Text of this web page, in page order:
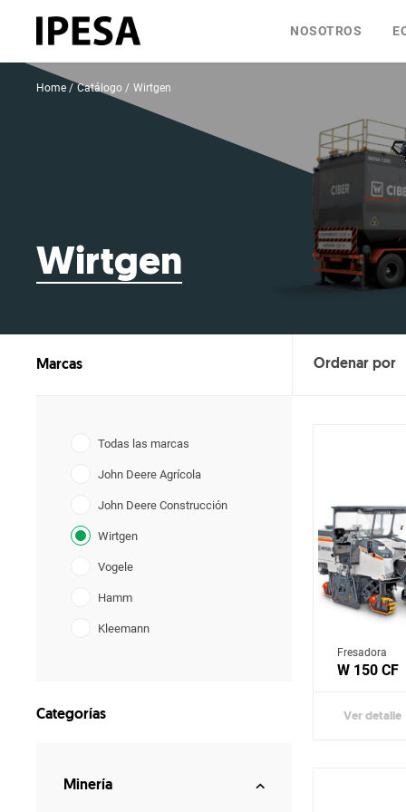
NOSOTROS
Home Catálogo Wirtgen
Wirtgen
Marcas
Todas las marcas
John Deere Agrícola
John Deere Construcción
Wirtgen
Vogele
Hamm
Kleemann
Aksa
Terramac
Categorías
Minería
Fresadora
W 150 CF
Ver detalle